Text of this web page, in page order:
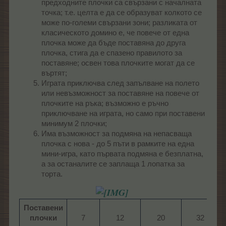
предходните плочки са свързани с началната
точка; т.е. целта е да се образуват колкото се
може по-големи свързани зони; разликата от
класическото домино е, че повече от една
плочка може да бъде поставяна до друга
плочка, стига да е спазено правилото за
поставяне; освен това плочките могат да се
въртят;
Играта приключва след запълване на полето
или невъзможност за поставяне на повече от
плочките на ръка; възможно е ръчно
приключване на играта, но само при поставени
минимум 2 плочки;
Има възможност за подмяна на непасваща
плочка с нова - до 5 пъти в рамките на една
мини-игра, като първата подмяна е безплатна,
а за останалите се заплаща 1 лопатка за
торта.
Поставени
плочки
7​ 12​ 20​ 32​